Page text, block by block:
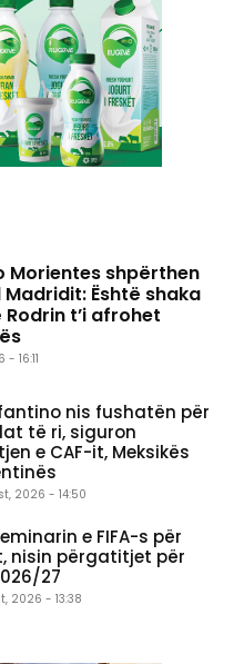
Morientes shpërthen
Madridit: Është shaka
Rodrin t’i afrohet
16:11
nis fushatën për
të ri, siguron
e CAF-it, Meksikës
2026 - 14:50
e FIFA-s për
nisin përgatitjet për
27
2026 - 13:38